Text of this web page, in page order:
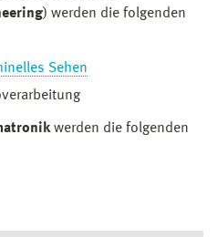
) werden die folgenden
Sehen
werden die folgenden